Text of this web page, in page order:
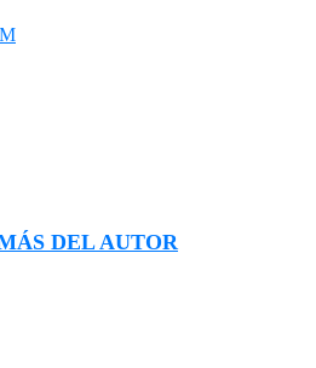
DEL AUTOR